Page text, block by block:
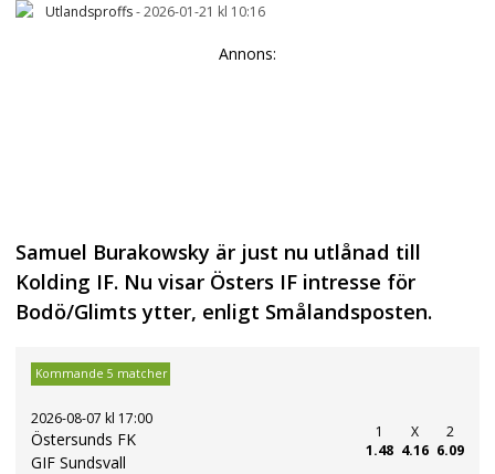
Utlandsproffs-2026-01-21 kl 10:16
Annons:
Samuel Burakowsky är just nu utlånad till
Kolding IF. Nu visar Östers IF intresse för
Bodö/Glimts ytter, enligt Smålandsposten.
Kommande 5 matcher
2026-08-07 kl 17:00
Östersunds FK
GIF Sundsvall
1
1.48
X
4.16
2
6.09